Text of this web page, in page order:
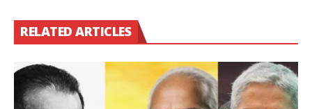
RELATED ARTICLES